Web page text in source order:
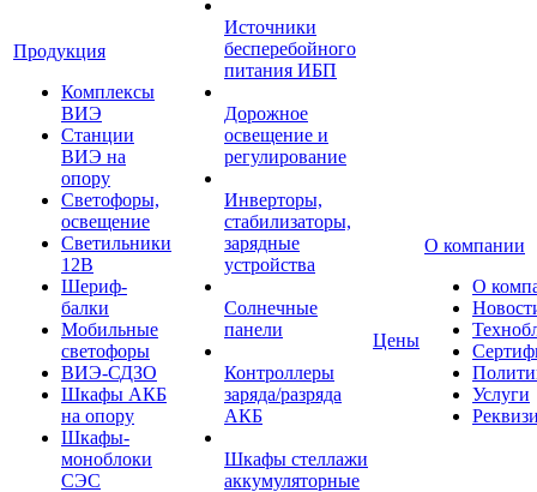
Продукция
Комплексы
ВИЭ
Станции
ВИЭ на
опору
Светофоры,
освещение
Светильники
12В
Шериф-
балки
Мобильные
светофоры
ВИЭ-СДЗО
Шкафы АКБ
на опору
Шкафы-
моноблоки
СЭС
Источники
бесперебойного
питания ИБП
Дорожное
освещение и
регулирование
Инверторы,
стабилизаторы,
зарядные
устройства
Солнечные
панели
Контроллеры
заряда/разряда
АКБ
Шкафы стеллажи
аккумуляторные
Цены
О компании
О
Услуги